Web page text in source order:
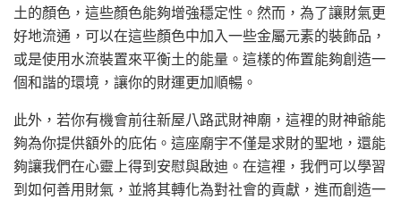
土的顏色，這些顏色能夠增強穩定性。然而，為了讓財氣更
好地流通，可以在這些顏色中加入一些金屬元素的裝飾品，
或是使用水流裝置來平衡土的能量。這樣的佈置能夠創造一
個和諧的環境，讓你的財運更加順暢。
此外，若你有機會前往新屋八路武財神廟，這裡的財神爺能
夠為你提供額外的庇佑。這座廟宇不僅是求財的聖地，還能
夠讓我們在心靈上得到安慰與啟迪。在這裡，我們可以學習
到如何善用財氣，並將其轉化為對社會的貢獻，進而創造一